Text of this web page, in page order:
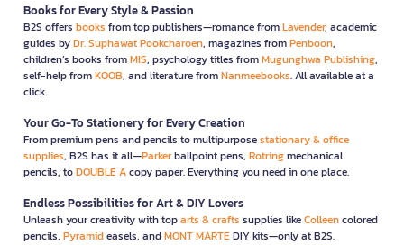
Books for Every Style & Passion
B2S offers books from top publishers—romance fromLavender, academic
guides byDr. Suphawat Pookcharoen, magazines fromPenboon,
children’s books fromMIS, psychology titles fromMugunghwa Publishing,
self-help fromKOOB, and literature fromNanmeebooks. All available at a
click.
Your Go-To Stationery for Every Creation
From premium pens and pencils to multipurposestationary & office
supplies, B2S has it all—Parkerballpoint pens, Rotringmechanical
pencils, toDOUBLE Acopy paper. Everything you need in one place.
Endless Possibilities for Art & DIY Lovers
Unleash your creativity with toparts & crafts supplies likeColleencolored
pencils, Pyramideasels, andMONT MARTEDIY kits—only at B2S.